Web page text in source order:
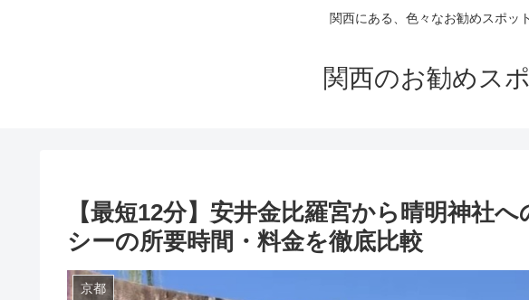
関西にある、色々なお勧めスポッ
関西のお勧めス
【最短12分】安井金比羅宮から晴明神社
シーの所要時間・料金を徹底比較
京都